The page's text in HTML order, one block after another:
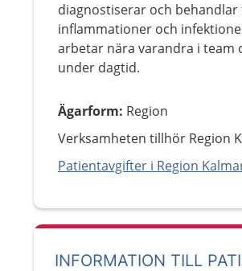
diagnostiserar och
inflammationer och
arbetar nära varandra i team
under dagtid.
Ägarform: Region
Verksamheten tillhör Region
Patientavgifter i Region
INFORMATION TILL